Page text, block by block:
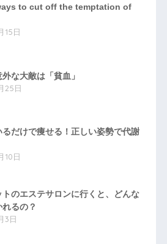
to cut off the temptation of
15日
な大敵は「貧血」
25日
るだけで痩せる！正しい姿勢で代謝
10日
トのエステサロンに行くと、どんな
るの？
3日